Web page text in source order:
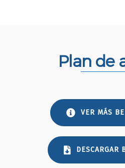
Plan de
VER MÁS
DESCARGAR